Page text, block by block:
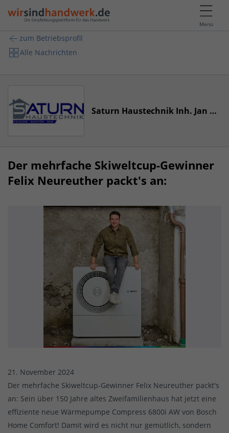
Menü
zum Betriebsprofil
Alle Nachrichten
Saturn Haustechnik Inh. Jan Kirstein
Der mehrfache Skiweltcup-Gewinner
Felix Neureuther packt's an:
21. November 2024
Der mehrfache Skiweltcup-Gewinner Felix Neureuther packt's
an: Sein über 150 Jahre altes Zweifamilienhaus hat jetzt eine
effiziente neue Wärmepumpe Compress 6800i AW von Bosch
Home Comfort! Damit wird es nicht nur gemütlich, sondern